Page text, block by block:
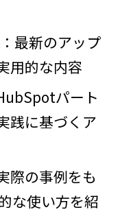
：最新のアップ
用的な内容
パート
践に基づくア
際の事例をも
な使い方を紹